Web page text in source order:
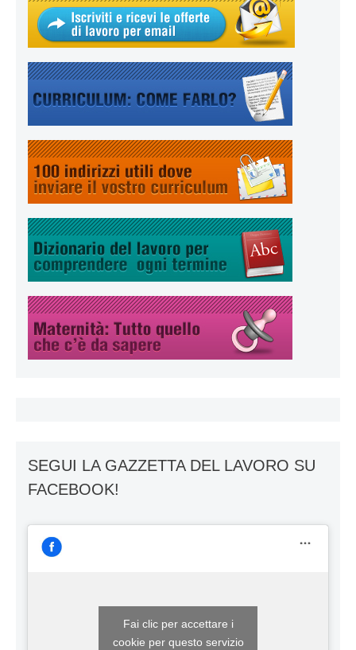
SEGUI LA GAZZETTA DEL LAVORO SU
FACEBOOK!
Fai clic per accettare i
cookie per questo servizio